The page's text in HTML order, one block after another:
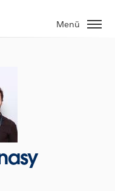
Menü